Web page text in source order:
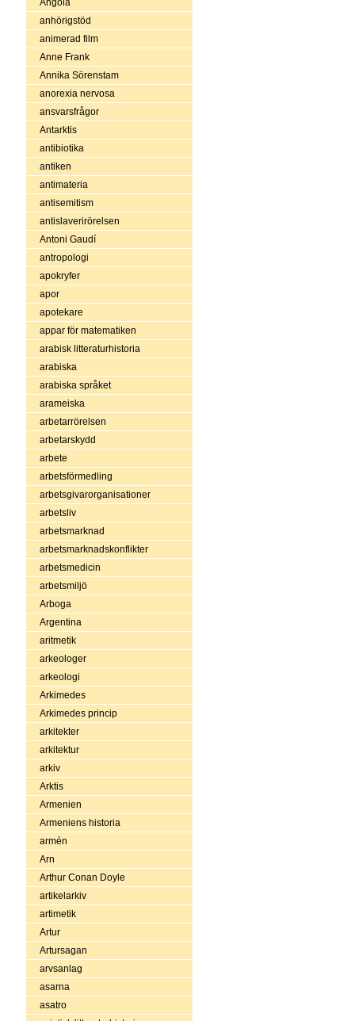
Angola
anhörigstöd
animerad film
Anne Frank
Annika Sörenstam
anorexia nervosa
ansvarsfrågor
Antarktis
antibiotika
antiken
antimateria
antisemitism
antislaverirörelsen
Antoni Gaudí
antropologi
apokryfer
apor
apotekare
appar för matematiken
arabisk litteraturhistoria
arabiska
arabiska språket
arameiska
arbetarrörelsen
arbetarskydd
arbete
arbetsförmedling
arbetsgivarorganisationer
arbetsliv
arbetsmarknad
arbetsmarknadskonflikter
arbetsmedicin
arbetsmiljö
Arboga
Argentina
aritmetik
arkeologer
arkeologi
Arkimedes
Arkimedes princip
arkitekter
arkitektur
arkiv
Arktis
Armenien
Armeniens historia
armén
Arn
Arthur Conan Doyle
artikelarkiv
artimetik
Artur
Artursagan
arvsanlag
asarna
asatro